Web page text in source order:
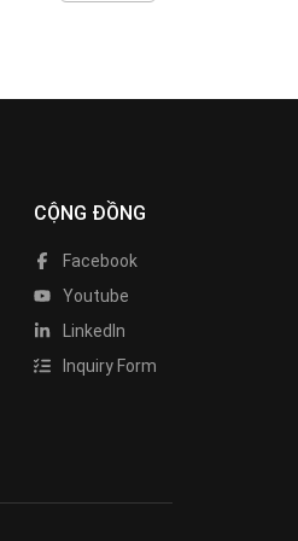
CỘNG ĐỒNG
Facebook
Youtube
LinkedIn
Inquiry Form